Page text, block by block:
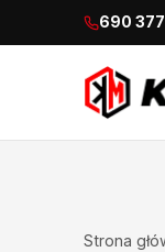
690
Strona